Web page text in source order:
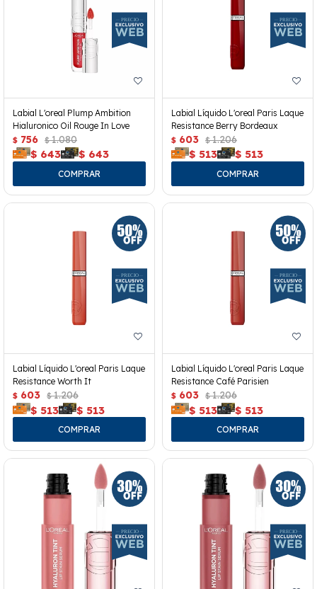
Labial L'oreal Plump Ambition
Hialuronico Oil Rouge In Love
$ 756 $ 1.080
$ 643 $ 643
Labial Líquido L'oreal Paris Laque
Resistance Berry Bordeaux
$ 603 $ 1.206
$ 513 $ 513
Labial Líquido L'oreal Paris Laque
Resistance Worth It
$ 603 $ 1.206
$ 513 $ 513
Labial Líquido L'oreal Paris Laque
Resistance Café Parisien
$ 603 $ 1.206
$ 513 $ 513